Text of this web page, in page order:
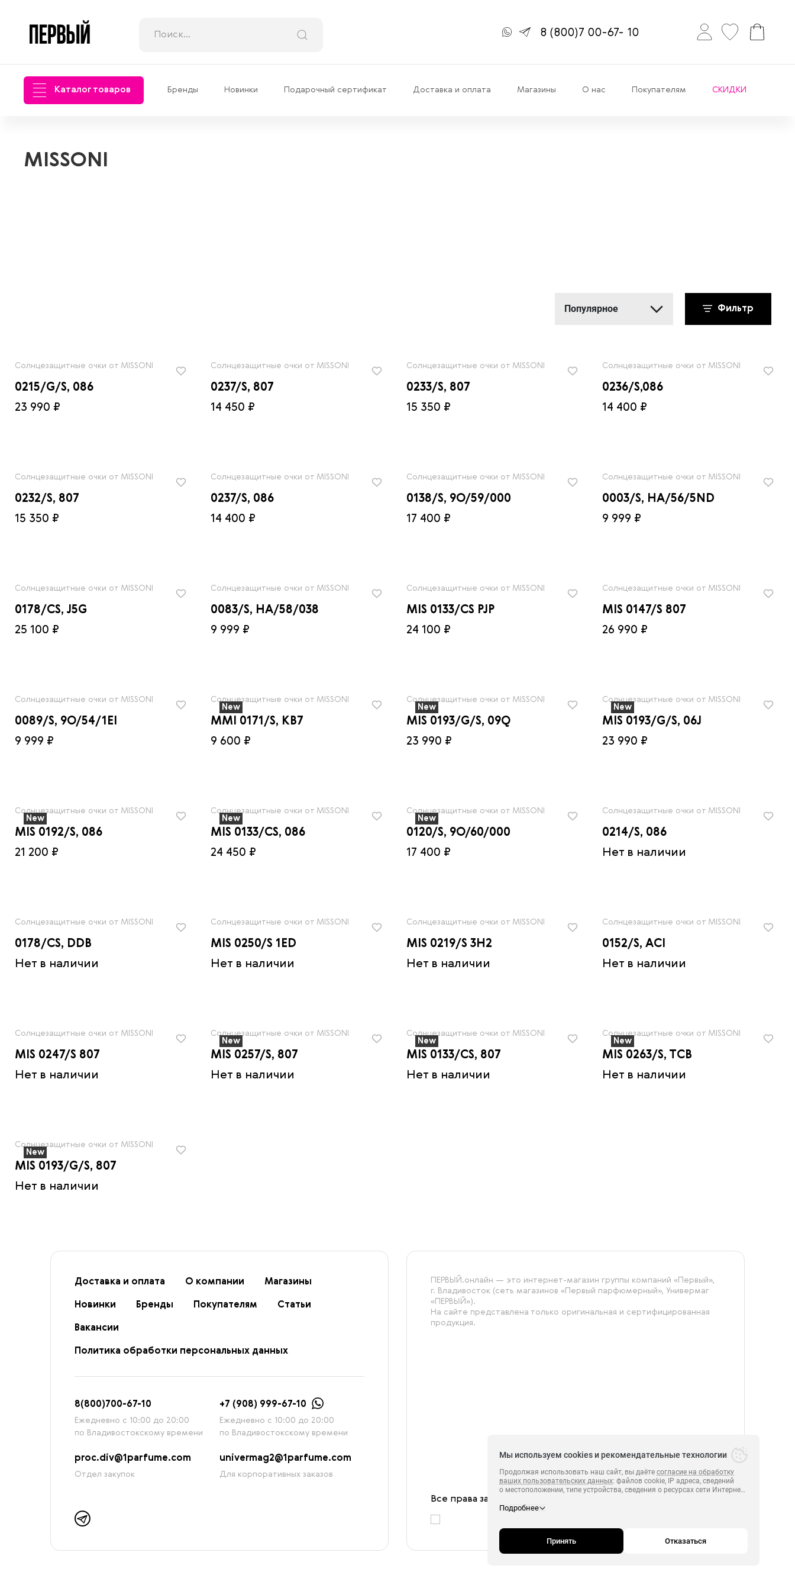
8(800)7 00-67- 10
Каталог товаров Бренды Новинки Подарочный сертификат Доставка и оплата Магазины О нас Покупателям СКИДКИ
MISSONI
Популярное
Новинки
Сначала дороже
Фильтр
Солнцезащитные очки от MISSONI
0215/G/S, 086
23 990 ₽
Солнцезащитные очки от MISSONI
0237/S, 807
14 450 ₽
Солнцезащитные очки от MISSONI
0233/S, 807
15 350 ₽
Солнцезащитные очки от MISSONI
0236/S,086
14 400 ₽
Солнцезащитные очки от MISSONI
0232/S, 807
15 350 ₽
Солнцезащитные очки от MISSONI
0237/S, 086
14 400 ₽
Солнцезащитные очки от MISSONI
0138/S, 9O/59/000
17 400 ₽
Солнцезащитные очки от MISSONI
0003/S, HA/56/5ND
9 999 ₽
Солнцезащитные очки от MISSONI
0178/CS, J5G
25 100 ₽
Солнцезащитные очки от MISSONI
0083/S, HA/58/038
9 999 ₽
Солнцезащитные очки от MISSONI
MIS 0133/CS PJP
24 100 ₽
Солнцезащитные очки от MISSONI
MIS 0147/S 807
26 990 ₽
Солнцезащитные очки от MISSONI
0089/S, 9O/54/1EI
9 999 ₽
New
Солнцезащитные очки от MISSONI
MMI 0171/S, KB7
9 600 ₽
New
Солнцезащитные очки от MISSONI
MIS 0193/G/S, 09Q
23 990 ₽
New
Солнцезащитные очки от MISSONI
MIS 0193/G/S, 06J
23 990 ₽
New
Солнцезащитные очки от MISSONI
MIS 0192/S, 086
21 200 ₽
New
Солнцезащитные очки от MISSONI
MIS 0133/CS, 086
24 450 ₽
New
Солнцезащитные очки от MISSONI
0120/S, 9O/60/000
17 400 ₽
Солнцезащитные очки от MISSONI
0214/S, 086
Нет в наличии
Солнцезащитные очки от MISSONI
0178/CS, DDB
Нет в наличии
Солнцезащитные очки от MISSONI
MIS 0250/S 1ED
Нет в наличии
Солнцезащитные очки от MISSONI
MIS 0219/S 3H2
Нет в наличии
Солнцезащитные очки от MISSONI
0152/S, ACI
Нет в наличии
Солнцезащитные очки от MISSONI
MIS 0247/S 807
Нет в наличии
New
Солнцезащитные очки от MISSONI
MIS 0257/S, 807
Нет в наличии
New
Солнцезащитные очки от MISSONI
MIS 0133/CS, 807
Нет в наличии
New
Солнцезащитные очки от MISSONI
MIS 0263/S, TCB
Нет в наличии
New
Солнцезащитные очки от MISSONI
MIS 0193/G/S, 807
Нет в наличии
Доставка и оплата О компании Магазины
Новинки Бренды Покупателям Статьи
Вакансии
Политика обработки персональных данных
8(800)700-67-10
Ежедневно с 10:00 до 20:00
по Владивостокскому времени
+7 (908) 999-67-10
Ежедневно с 10:00 до 20:00
по Владивостокскому времени
proc.div@1parfume.com
Отдел закупок
univermag2@1parfume.com
Для корпоративных заказов
ПЕРВЫЙ.онлайн — это интернет-магазин группы компаний «‎Первый»,
г. Владивосток (сеть магазинов «Первый парфюмерный», Универмаг
«ПЕРВЫЙ»).
На сайте представлена только оригинальная и сертифицированная
продукция.
Все права защищены.
Мы используем cookies и рекомендательные технологии
Продолжая использовать наш сайт, вы даёте согласие на обработку
ваших пользовательских данных: файлов cookie, IP адреса, сведений
о местоположении, типе устройства, сведения о ресурсах сети Интернет,
сервиса Яндекс.Метрика. Если вы не хотите, чтобы ваши данные
обрабатывались, пожалуйста, ограничьте использование файлов cookie
в своём браузере.
Подробнее
Принять Отказаться